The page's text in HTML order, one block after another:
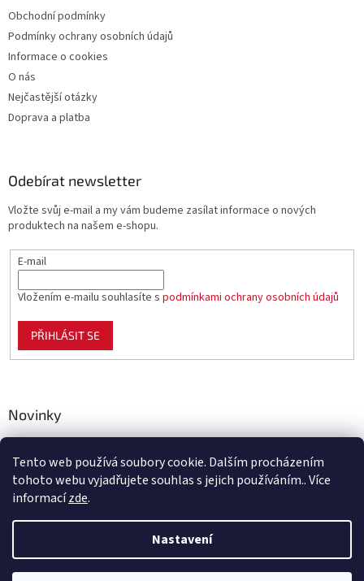
Tento web používá soubory cookie. Dalším procházením
tohoto webu vyjadřujete souhlas s jejich používáním.. Více
informacízde.
Nastavení
Vážení zákazníci, ve čtvrtek 6. 8. 2026 bude naše společnost z důvodu
plánované odstávky elektřiny uzavřena. Vašim dotazům a
Obchodní podmínky
Podmínky ochrany osobních údajů
Informace o cookies
O nás
Nejčastější otázky
Doprava a platba
Odebírat newsletter
Vložte svůj e-mail a my vám budeme zasílat informace o nových
produktech na našem e-shopu.
E-mail
Vložením e-mailu souhlasíte s podmínkami ochrany osobních údajů
PŘIHLÁSIT SE
Novinky
zahradu, chov i domácnost
Copyright 2026Benco.cz. Všechna práva vyhrazena.Upravit